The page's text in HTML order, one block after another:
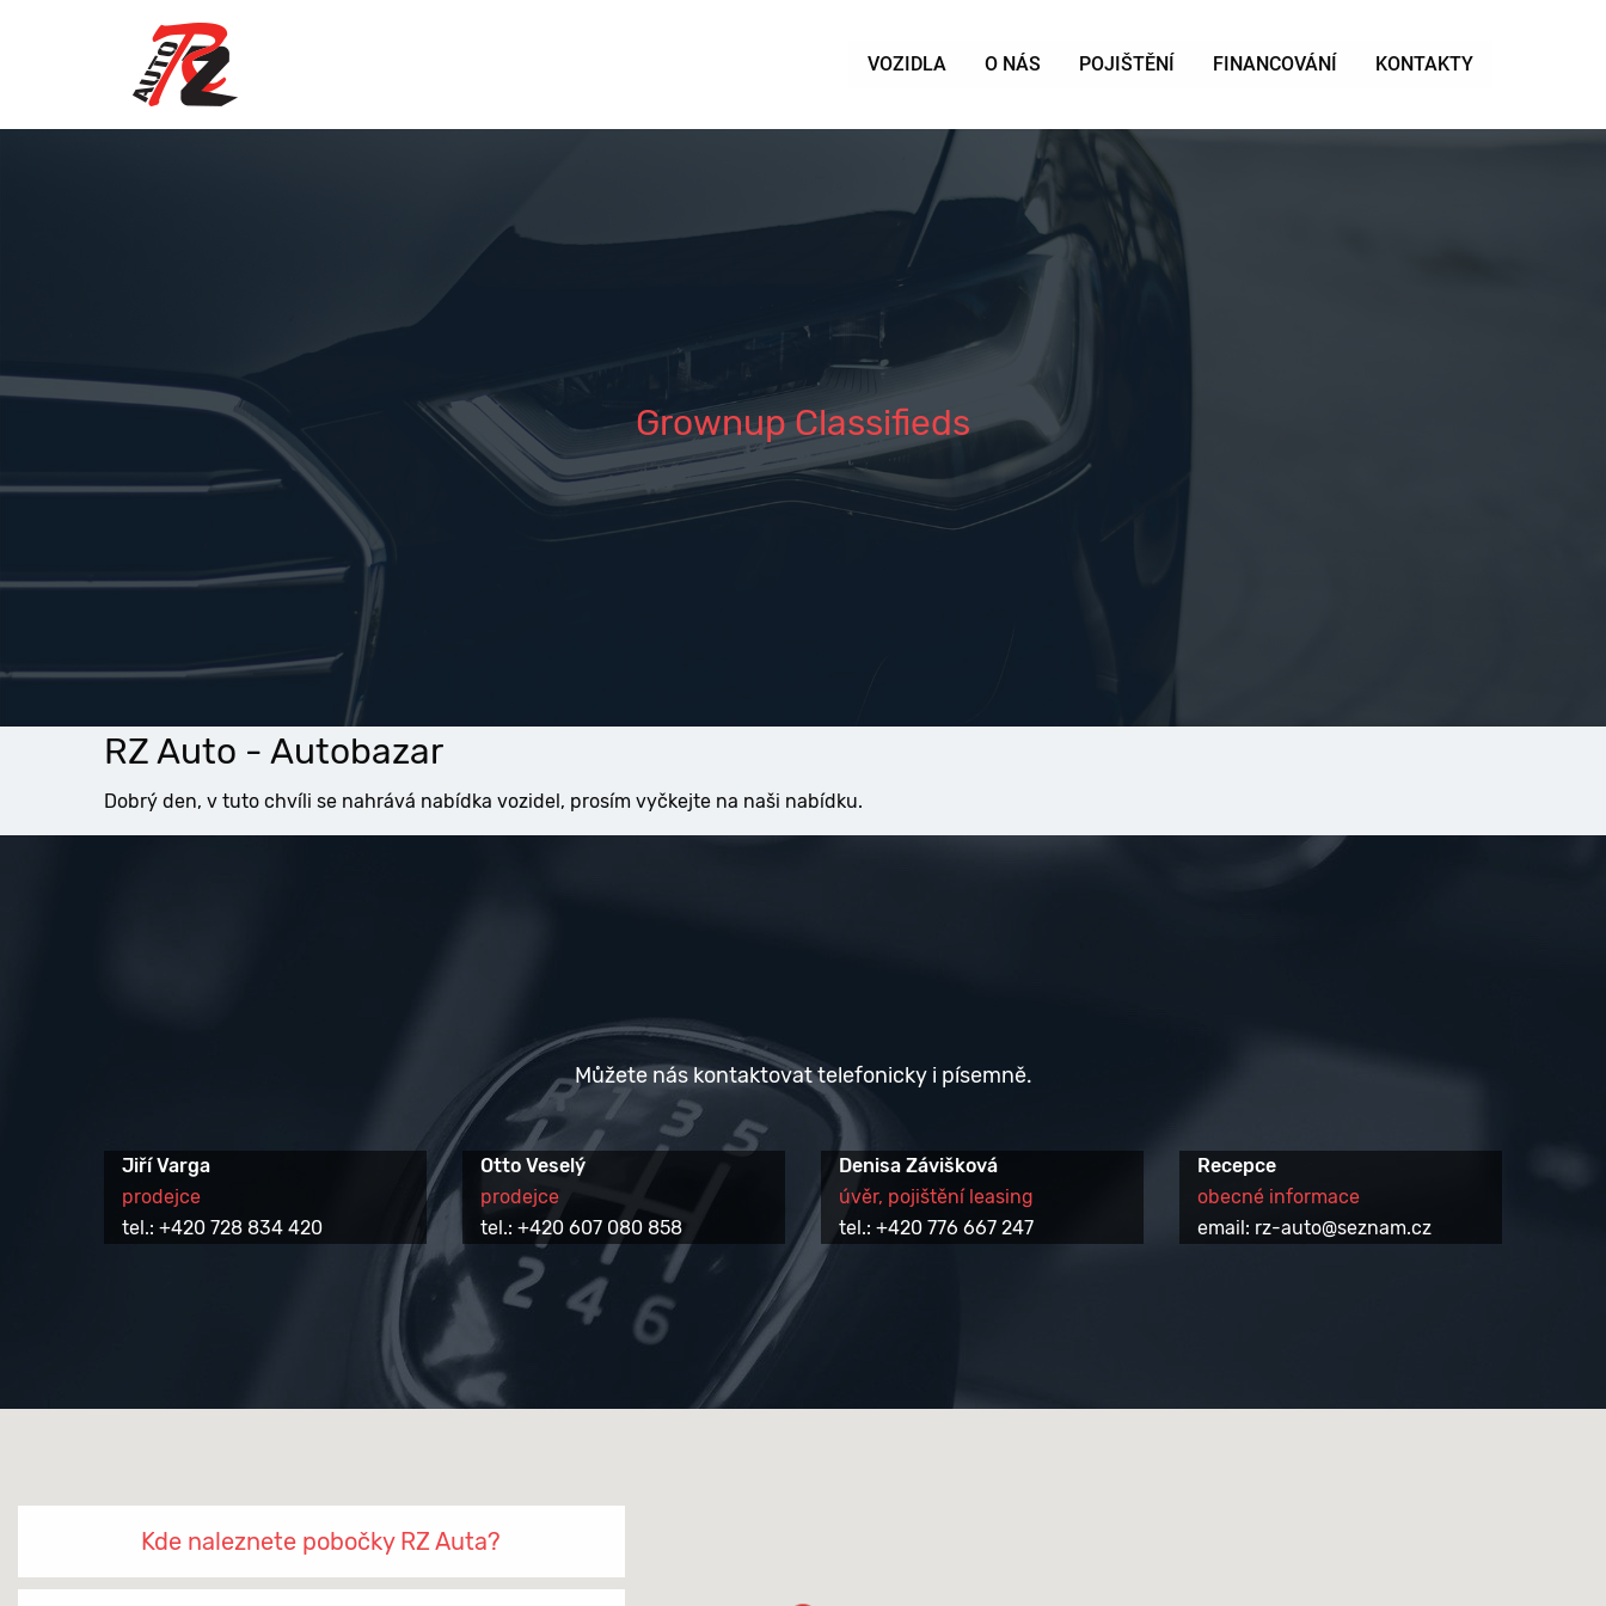
VOZIDLA O NÁS POJIŠTĚNÍ FINANCOVÁNÍ KONTAKTY
Grownup Classifieds
RZ Auto - Autobazar
Dobrý den, v tuto chvíli se nahrává nabídka vozidel, prosím vyčkejte na naši nabídku.
Můžete nás kontaktovat telefonicky i písemně.
Jiří Varga
prodejce
tel.: +420 728 834 420
Otto Veselý
prodejce
tel.: +420 607 080 858
Denisa Závišková
úvěr, pojištění leasing
tel.: +420 776 667 247
Recepce
obecné informace
email: rz-auto@seznam.cz
Kde naleznete pobočky RZ Auta?